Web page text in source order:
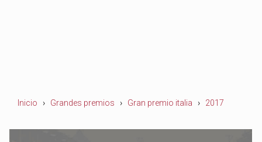
Inicio Grandes premios Gran premio italia 2017